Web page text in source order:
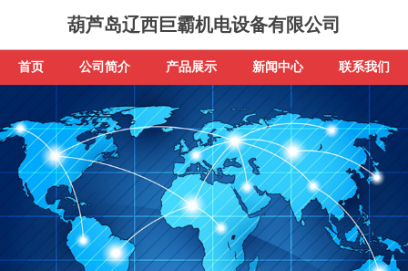
葫芦岛辽西巨霸机电设备有限公司
首页 公司简介 产品展示 新闻中心 联系我们